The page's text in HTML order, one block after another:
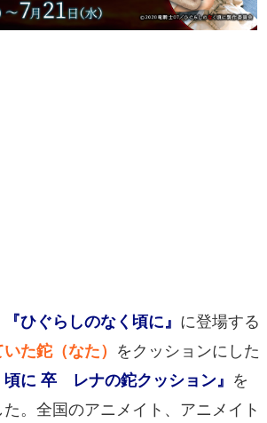
『ひぐらしのなく頃に』 に登場する
た鉈（なた） をクッションにした
頃に 卒 レナの鉈クッション』 を
。全国のアニメイト、アニメイト